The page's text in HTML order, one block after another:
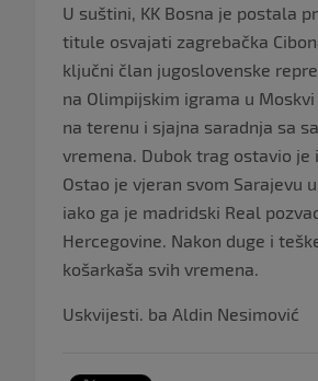
U suštini, KK Bosna je postala
titule osvajati zagrebačka
ključni član jugoslovenske
na Olimpijskim igrama u
na terenu i sjajna saradnja sa
vremena. Dubok trag ostavio je
Ostao je vjeran svom Sarajevu
iako ga je madridski Real
Hercegovine. Nakon duge i
košarkaša svih vremena.
Uskvijesti. ba Aldin Nesimović